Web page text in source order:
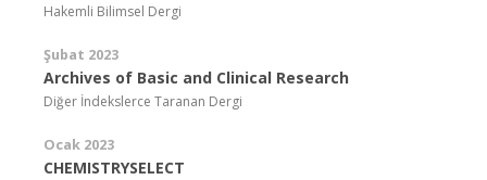
Hakemli Bilimsel Dergi
Şubat 2023
Archives of Basic and Clinical Research
Diğer İndekslerce Taranan Dergi
Ocak 2023
CHEMISTRYSELECT